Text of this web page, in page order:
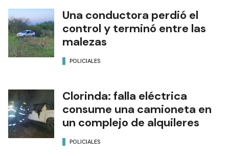
Una conductora perdió el
control y terminó entre las
malezas
POLICIALES
Clorinda: falla eléctrica
consume una camioneta en
un complejo de alquileres
POLICIALES